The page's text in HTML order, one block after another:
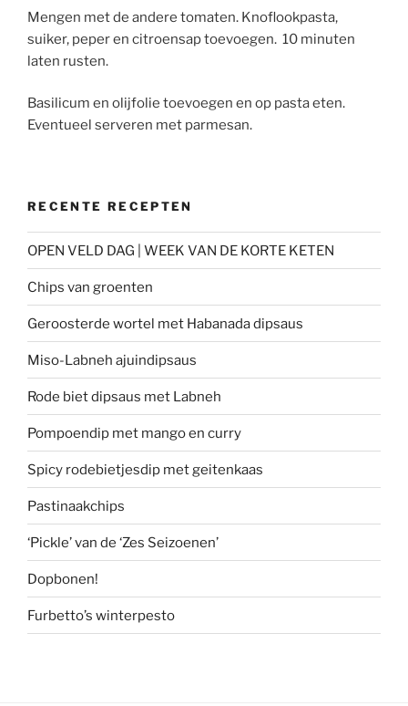
Mengen met de andere tomaten. Knoflookpasta,
suiker, peper en citroensap toevoegen. 10 minuten
laten rusten.
Basilicum en olijfolie toevoegen en op pasta eten.
Eventueel serveren met parmesan.
RECENTE RECEPTEN
OPEN VELD DAG | WEEK VAN DE KORTE KETEN
Chips van groenten
Geroosterde wortel met Habanada dipsaus
Miso-Labneh ajuindipsaus
Rode biet dipsaus met Labneh
Pompoendip met mango en curry
Spicy rodebietjesdip met geitenkaas
Pastinaakchips
‘Pickle’ van de ‘Zes Seizoenen’
Dopbonen!
Furbetto’s winterpesto